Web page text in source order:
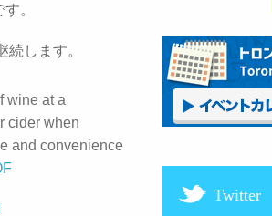
。
します。
wine at a
cider when
and convenience
Twitter